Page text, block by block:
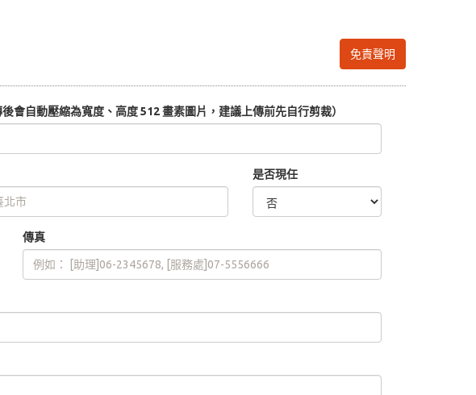
免責聲明
會自動壓縮為寬度、高度 512 畫素圖片，建議上傳前先自行剪裁）
是否現任
傳真